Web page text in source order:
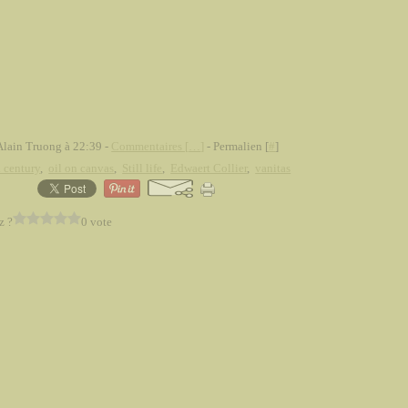
Truong à 22:39 - - Permalien [ ]
, , , ,
? 0 vote